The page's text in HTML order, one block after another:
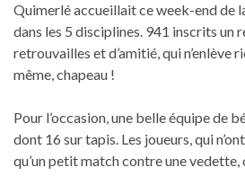
Quimerlé accueillait ce week-end de
dans les 5 disciplines. 941 inscrits un
retrouvailles et d’amitié, qui n’enlève
même, chapeau !
Pour l’occasion, une belle équipe de
dont 16 sur tapis. Les joueurs, qui
qu’un petit match contre une